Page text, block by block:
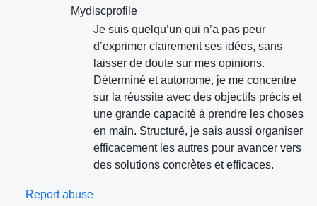
Mydiscprofile
Je suis quelqu’un qui n’a pas peur
d’exprimer clairement ses idées, sans
laisser de doute sur mes opinions.
Déterminé et autonome, je me concentre
sur la réussite avec des objectifs précis et
une grande capacité à prendre les choses
en main. Structuré, je sais aussi organiser
efficacement les autres pour avancer vers
des solutions concrètes et efficaces.
Report abuse